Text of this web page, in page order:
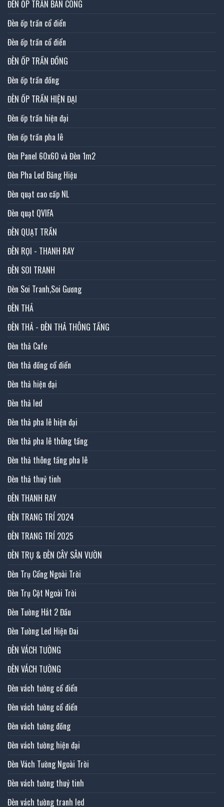
ĐÈN ỐP TRẦN BAN CÔNG
Đèn ốp trần cổ điển
Đèn ốp trần cổ điển
ĐÈN ỐP TRẦN ĐỒNG
Đèn ốp trần đồng
ĐÈN ỐP TRẦN HIỆN ĐẠI
Đèn ốp trần hiện đại
Đèn ốp trần pha lê
Đèn Panel 60x60 và Đèn 1m2
Đèn Pha Led Bảng Hiệu
Đèn quạt cao cấp NL
Đèn quạt QVIFA
ĐÈN QUẠT TRẦN
ĐÈN RỌI - THANH RAY
ĐÈN SOI TRANH
Đèn Soi Tranh,Soi Gương
ĐÈN THẢ
ĐÈN THẢ - ĐÈN THẢ THÔNG TẦNG
Đèn thả Cafe
Đèn thả đồng cổ điển
Đèn thả hiện đại
Đèn thả led
Đèn thả pha lê hiện đại
Đèn thả pha lê thông tầng
Đèn thả thông tầng pha lê
Đèn thả thuỷ tinh
ĐÈN THANH RAY
ĐÈN TRANG TRÍ 2024
ĐÈN TRANG TRÍ 2025
ĐÈN TRỤ & ĐÈN CÂY SÂN VƯỜN
Đèn Trụ Cổng Ngoài Trời
Đèn Trụ Cột Ngoài Trời
Đèn Tường Hắt 2 Đầu
Đèn Tường Led Hiện Đai
ĐÈN VÁCH TƯỜNG
ĐÈN VÁCH TƯỜNG
Đèn vách tường cổ điển
Đèn vách tường cổ điển
Đèn vách tường đồng
Đèn vách tường hiện đại
Đèn Vách Tường Ngoài Trời
Đèn vách tường thuỷ tinh
Đèn vách tường tranh led